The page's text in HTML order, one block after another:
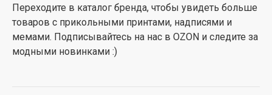
Переходите в каталог бренда, чтобы увидеть больше
товаров с прикольными принтами, надписями и
мемами. Подписывайтесь на нас в OZON и следите за
модными новинками :)